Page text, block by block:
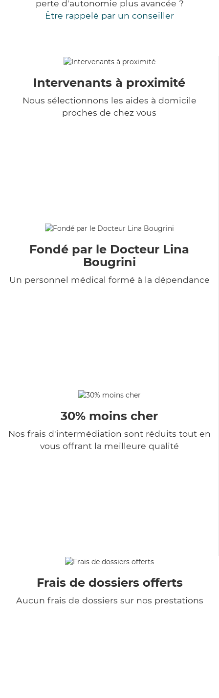
perte d'autonomie plus avancée ?
Être rappelé par un conseiller
Intervenants à proximité
Nous sélectionnons les aides à domicile
proches de chez vous
Fondé par le Docteur Lina
Bougrini
Un personnel médical formé à la dépendance
30% moins cher
Nos frais d'intermédiation sont réduits tout en
vous offrant la meilleure qualité
Frais de dossiers offerts
Aucun frais de dossiers sur nos prestations